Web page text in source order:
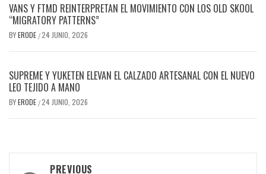
VANS Y FTMD REINTERPRETAN EL MOVIMIENTO CON LOS OLD SKOOL
“MIGRATORY PATTERNS”
BYERODE /24 JUNIO, 2026
SUPREME Y YUKETEN ELEVAN EL CALZADO ARTESANAL CON EL NUEVO
LEO TEJIDO A MANO
BYERODE /24 JUNIO, 2026
PREVIOUS